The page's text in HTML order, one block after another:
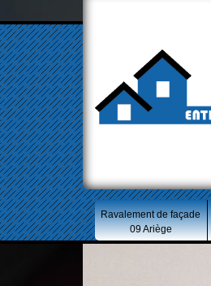
Ravalement de façade
09 Ariège